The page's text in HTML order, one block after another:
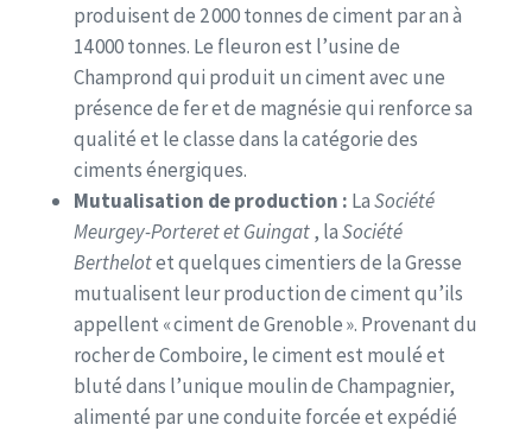
produisent de 2 000 tonnes de ciment par an à
14 000 tonnes. Le fleuron est l’usine de
Champrond qui produit un ciment avec une
présence de fer et de magnésie qui renforce sa
qualité et le classe dans la catégorie des
ciments énergiques.
Mutualisation de production : LaSociété
Meurgey-Porteret et Guingat, laSociété
Berthelotet quelques cimentiers de la Gresse
mutualisent leur production de ciment qu’ils
appellent « ciment de Grenoble ». Provenant du
rocher de Comboire, le ciment est moulé et
bluté dans l’unique moulin de Champagnier,
alimenté par une conduite forcée et expédié